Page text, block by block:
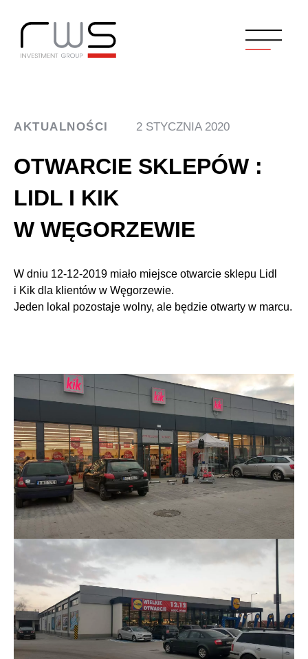
AKTUALNOŚCI 2 STYCZNIA 2020
OTWARCIE SKLEPÓW :
LIDL I KIK
W WĘGORZEWIE
W dniu 12-12-2019 miało miejsce otwarcie sklepu Lidl
i Kik dla klientów w Węgorzewie.
Jeden lokal pozostaje wolny, ale będzie otwarty w marcu.